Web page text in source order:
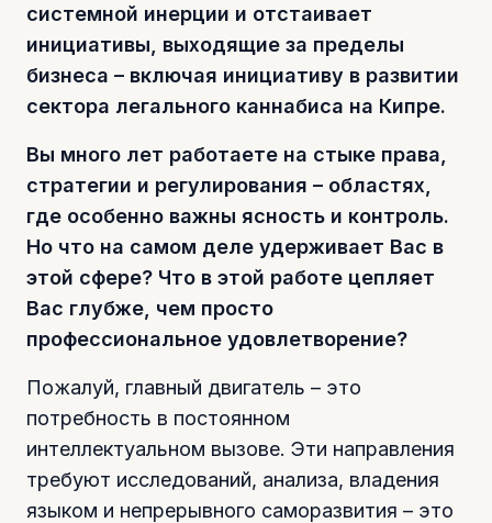
системной инерции и отстаивает
инициативы, выходящие за пределы
бизнеса – включая инициативу в развитии
сектора легального каннабиса на Кипре.
Вы много лет работаете на стыке права,
стратегии и регулирования – областях,
где особенно важны ясность и контроль.
Но что на самом деле удерживает Вас в
этой сфере? Что в этой работе цепляет
Вас глубже, чем просто
профессиональное удовлетворение?
Пожалуй, главный двигатель – это
потребность в постоянном
интеллектуальном вызове. Эти направления
требуют исследований, анализа, владения
языком и непрерывного саморазвития – это